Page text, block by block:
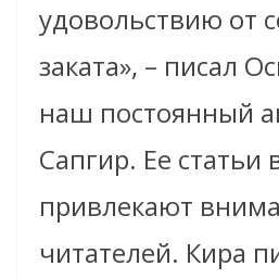
удовольствию от
заката», – писал
наш постоянный
Сапгир. Ее статьи
привлекают
читателей. Кира